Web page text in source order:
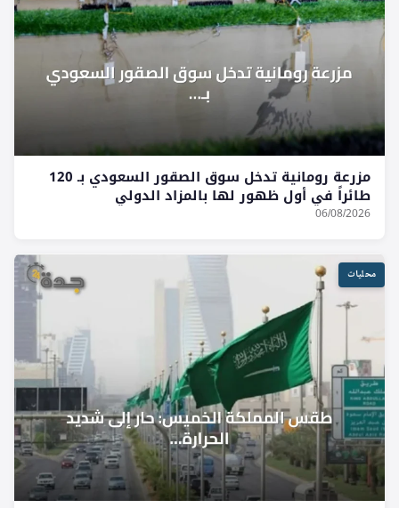
مزرعة رومانية تدخل سوق الصقور السعودي بـ 120
طائراً في أول ظهور لها بالمزاد الدولي
06/08/2026
محليات